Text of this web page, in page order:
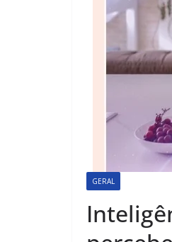
GERAL